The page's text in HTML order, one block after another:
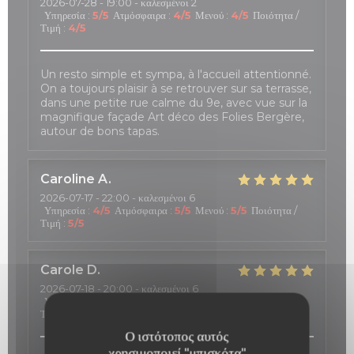
Ο ιστότοπος αυτός
Υπηρεσία : 5/5 Ατμόσφαιρα : 4/5 Μενού : 4/5 Ποιότητα /
Τιμή : 4/5
Un resto simple et sympa, à l'accueil attentionné.
On a toujours plaisir à se retrouver sur sa terrasse,
dans une petite rue calme du 9e, avec vue sur la
magnifique façade Art déco des Folies Bergère,
autour de bons tapas.
Caroline A
2026-07-17 - 22:00 - καλεσμένοι 6
Υπηρεσία : 4/5 Ατμόσφαιρα : 5/5 Μενού : 5/5 Ποιότητα /
Τιμή : 5/5
Carole D
2026-07-18 - 20:00 - καλεσμένοι 6
Υπηρεσία
Τιμή